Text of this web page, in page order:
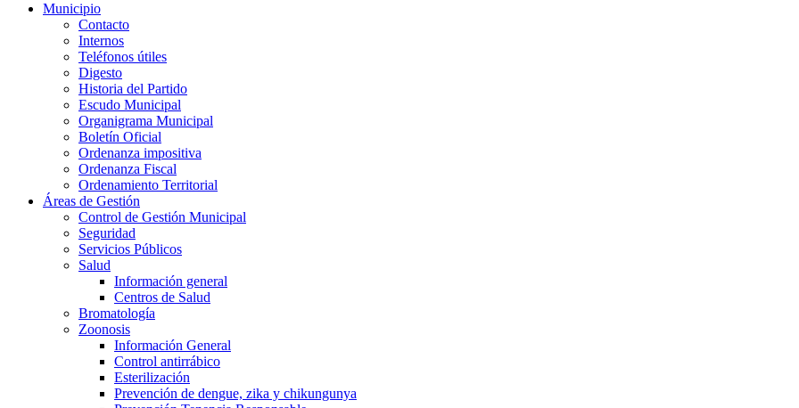
Municipio
Contacto
Internos
Teléfonos útiles
Digesto
Historia del Partido
Escudo Municipal
Organigrama Municipal
Boletín Oficial
Ordenanza impositiva
Ordenanza Fiscal
Ordenamiento Territorial
Áreas de Gestión
Control de Gestión Municipal
Seguridad
Servicios Públicos
Salud
Información general
Centros de Salud
Bromatología
Zoonosis
Información General
Control antirrábico
Esterilización
Prevención de dengue, zika y chikungunya